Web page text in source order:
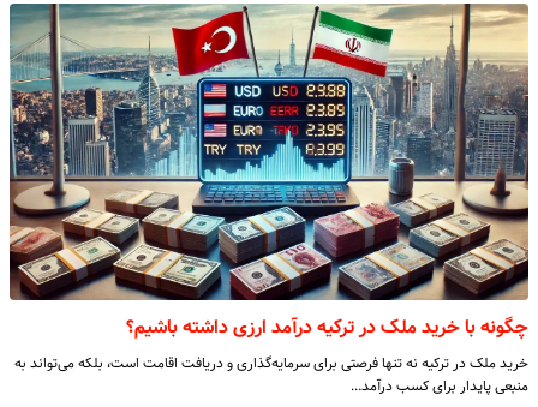
چگونه با خرید ملک در ترکیه درآمد ارزی داشته باشیم؟
خرید ملک در ترکیه نه تنها فرصتی برای سرمایه‌گذاری و دریافت اقامت است، بلکه می‌تواند به
منبعی پایدار برای کسب درآمد…